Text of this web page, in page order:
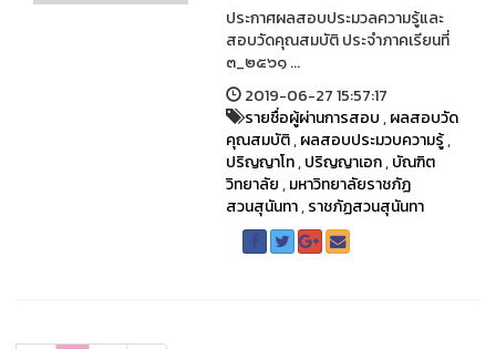
ประกาศผลสอบประมวลความรู้และ
สอบวัดคุณสมบัติ ประจำภาคเรียนที่
๓_๒๕๖๑ ...
2019-06-27 15:57:17
รายชื่อผู้ผ่านการสอบ,ผลสอบวัด
คุณสมบัติ,ผลสอบประมวบความรู้,
ปริญญาโท,ปริญญาเอก,บัณฑิต
วิทยาลัย,มหาวิทยาลัยราชภัฏ
สวนสุนันทา,ราชภัฏสวนสุนันทา